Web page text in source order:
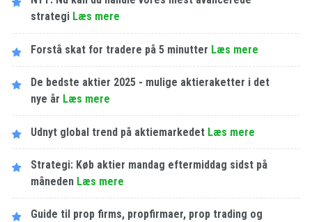
strategi Læs mere
Forstå skat for tradere på 5 minutter Læs mere
De bedste aktier 2025 - mulige aktieraketter i det
nye år Læs mere
Udnyt global trend på aktiemarkedet Læs mere
Strategi: Køb aktier mandag eftermiddag sidst på
måneden Læs mere
Guide til prop firms, propfirmaer, prop trading og